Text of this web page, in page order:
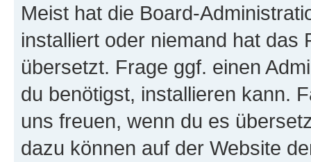
Meist hat die Board-
installiert oder niemand hat das
übersetzt. Frage ggf. einen
du benötigst, installieren kann.
uns freuen, wenn du es
dazu können auf der Website